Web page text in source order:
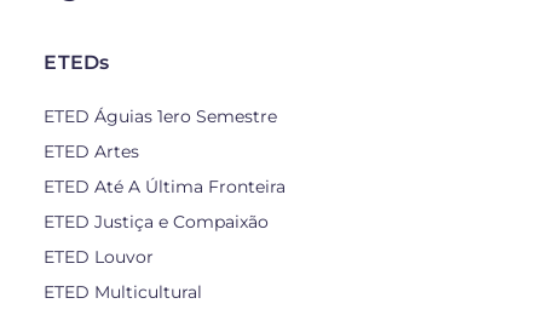
ETEDs
ETED Águias 1ero Semestre
ETED Artes
ETED Até A Última Fronteira
ETED Justiça e Compaixão
ETED Louvor
ETED Multicultural